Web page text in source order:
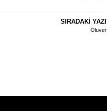
SIRADAKI YAZI
Oluver